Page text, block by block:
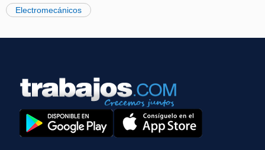
Electromecánicos